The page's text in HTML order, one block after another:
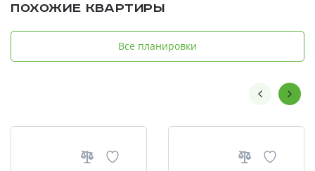
Похожие квартиры
Все планировки